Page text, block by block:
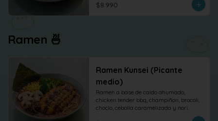
$8.990
Ramen 🍜
Ramen Kunsei (Picante
medio)
Ramen a base de caldo ahumado,
chicken tender bbq, champiñon, brocoli,
choclo, cebolla caramelizada y nori.